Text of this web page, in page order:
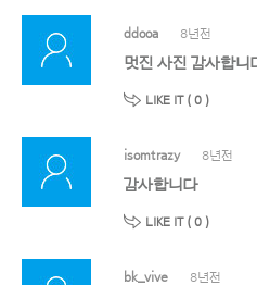
ddooa 8년전
멋진 사진 감사합니
LIKE IT ( 0 )
isomtrazy 8년전
감사합니다
LIKE IT ( 0 )
bk_vive 8년전